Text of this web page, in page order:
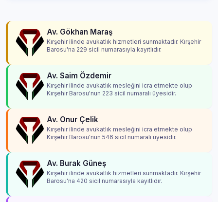
Av. Gökhan Maraş
Kırşehir ilinde avukatlık hizmetleri sunmaktadır. Kırşehir
Barosu'na 229 sicil numarasıyla kayıtlıdır.
Av. Saim Özdemir
Kırşehir ilinde avukatlık mesleğini icra etmekte olup
Kırşehir Barosu'nun 223 sicil numaralı üyesidir.
Av. Onur Çelik
Kırşehir ilinde avukatlık mesleğini icra etmekte olup
Kırşehir Barosu'nun 546 sicil numaralı üyesidir.
Av. Burak Güneş
Kırşehir ilinde avukatlık hizmetleri sunmaktadır. Kırşehir
Barosu'na 420 sicil numarasıyla kayıtlıdır.